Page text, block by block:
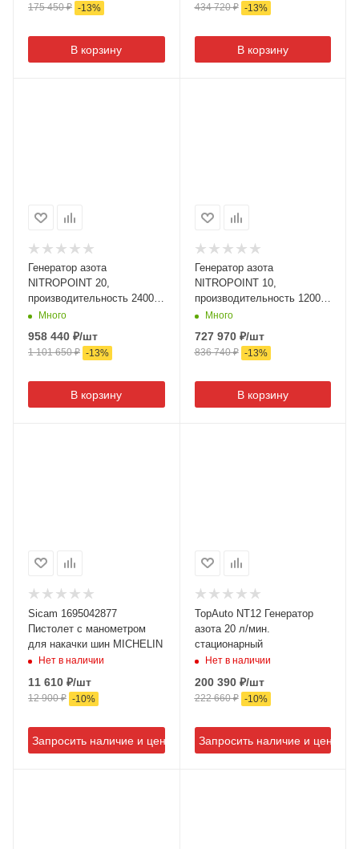
175 450₽ -13%
В корзину
434 720₽ -13%
В корзину
Генератор азота
NITROPOINT 20,
производительность 24000
л/час, SPIN (Италия)
Много
958 440 ₽/шт
1 101 650₽ -13%
В корзину
Генератор азота
NITROPOINT 10,
производительность 12000
л/час, SPIN (Италия)
Много
727 970₽/шт
836 740₽ -13%
В корзину
Sicam 1695042877
Пистолет с манометром
для накачки шин MICHELIN
Нет в наличии
11 610 ₽/шт
12 900₽ -10%
Запросить наличие и цену
TopAuto NT12 Генератор
азота 20 л/мин.
стационарный
Нет в наличии
200 390₽/шт
222 660₽ -10%
Запросить наличие и цену